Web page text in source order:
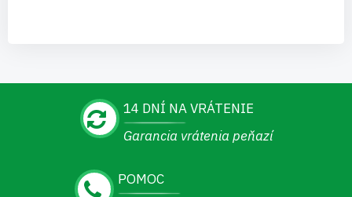
14 DNÍ NA VRÁTENIE
Garancia vrátenia peňazí
POMOC